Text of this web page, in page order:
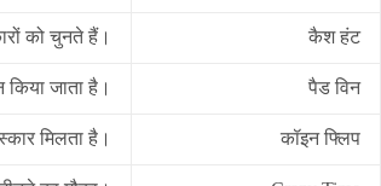
कैश हंट
को चुनते हैं।
पैड विन
जाता है।
कॉइन फ्लिप
मिलता है।